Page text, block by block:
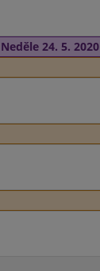
Neděle 24. 5. 2020